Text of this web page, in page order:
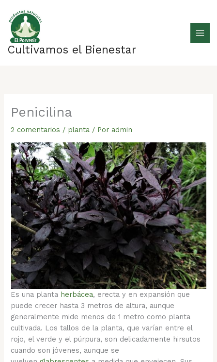
contenido
Cultivamos el Bienestar
Penicilina
2 comentarios / planta / Por admin
Es una planta herbácea, erecta y en expansión que
puede crecer hasta 3 metros de altura, aunque
generalmente mide menos de 1 metro como planta
cultivada. Los tallos de la planta, que varían entre el
rojo, el verde y el púrpura, son delicadamente hirsutos
cuando son jóvenes, aunque se